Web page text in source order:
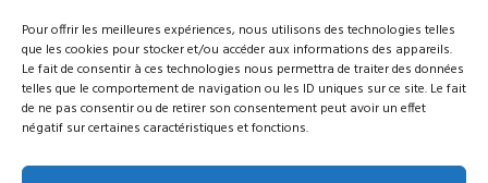
Pour offrir les meilleures expériences, nous utilisons des technologies telles
que les cookies pour stocker et/ou accéder aux informations des appareils.
Le fait de consentir à ces technologies nous permettra de traiter des données
telles que le comportement de navigation ou les ID uniques sur ce site. Le fait
de ne pas consentir ou de retirer son consentement peut avoir un effet
négatif sur certaines caractéristiques et fonctions.
Politique de Protection des Données
Termes clés pour la Politique de Protection des Données
Avis relatif aux cookies – U.E.